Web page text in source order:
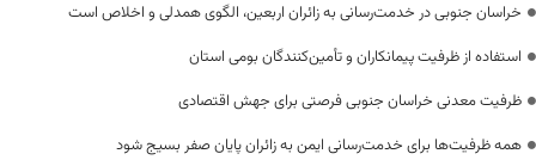
خراسان جنوبی در خدمت‌رسانی به زائران اربعین، الگوی همدلی و اخلاص است
استفاده از ظرفیت پیمانکاران و تأمین‌کنندگان بومی استان
ظرفیت معدنی خراسان جنوبی فرصتی برای جهش اقتصادی
همه ظرفیت‌ها برای خدمت‌رسانی ایمن به زائران پایان صفر بسیج شود